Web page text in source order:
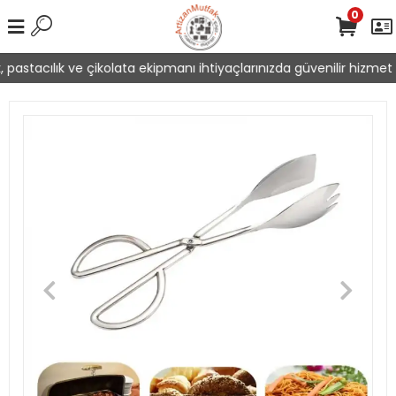
ve çikolata ekipmanı ihtiyaçlarınızda güvenilir hizmet
0